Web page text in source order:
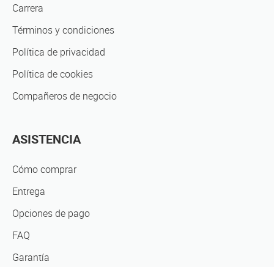
Carrera
Términos y condiciones
Política de privacidad
Política de cookies
Compañeros de negocio
ASISTENCIA
Cómo comprar
Entrega
Opciones de pago
FAQ
Garantía